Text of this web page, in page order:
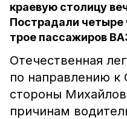
краевую столицу
Пострадали четыре
трое пассажиров
Отечественная
по направлению к
стороны
причинам